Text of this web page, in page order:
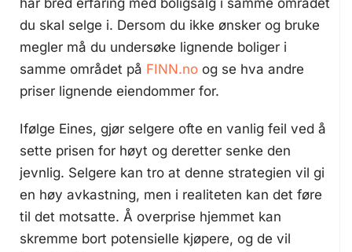
har bred erfaring med boligsalg i samme området
du skal selge i. Dersom du ikke ønsker og bruke
megler må du undersøke lignende boliger i
samme området på FINN.no og se hva andre
priser lignende eiendommer for.
Ifølge Eines, gjør selgere ofte en vanlig feil ved å
sette prisen for høyt og deretter senke den
jevnlig. Selgere kan tro at denne strategien vil gi
en høy avkastning, men i realiteten kan det føre
til det motsatte. Å overprise hjemmet kan
skremme bort potensielle kjøpere, og de vil